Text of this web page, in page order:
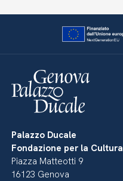
Palazzo Ducale
Fondazione per la Cultura
Piazza Matteotti 9
16123 Genova